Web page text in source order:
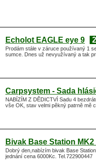
Echolot EAGLE eye 9
​Prodám stále v záruce používaný 1
sumce. Dnes už nevyužívaný a tak
Carpsystem - Sada
NABÍZÍM Z DĚDICTVÍ Sadu 4
vše OK, stav velmi pěkný patrně mě
Bivak Base Station
Dobrý den,nabízím bivak Base
jednání cena 6000Kc. Tel.722900447